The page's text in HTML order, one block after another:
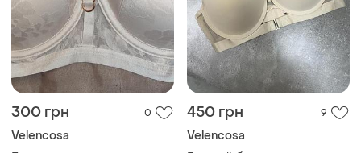
300 грн 0
Velencosa
450 грн 9
Velencosa